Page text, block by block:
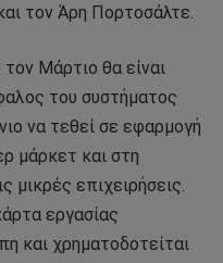
τον Άρη Πορτοσάλτε.
Μάρτιο θα είναι
του συστήματος
να τεθεί σε εφαρμογή
μάρκετ και στη
μικρές επιχειρήσεις.
εργασίας
και χρηματοδοτείται